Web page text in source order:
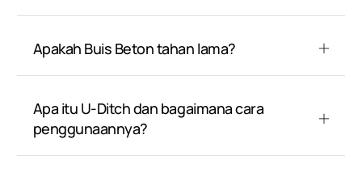
Apakah Buis Beton tahan lama?
Apa itu U-Ditch dan bagaimana cara
penggunaannya?